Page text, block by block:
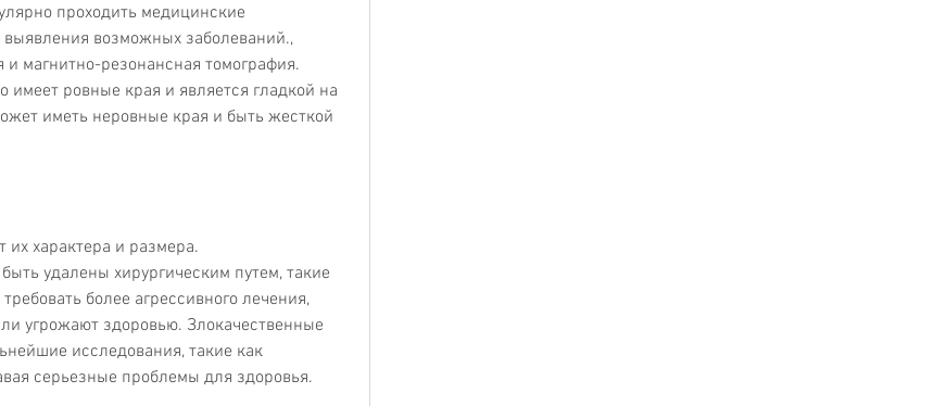
проходить медицинские
возможных заболеваний.,
магнитно-резонансная томография.
имеет ровные края и является гладкой на
иметь неровные края и быть жесткой
их характера и размера.
удалены хирургическим путем, такие
более агрессивного лечения,
угрожают здоровью. Злокачественные
исследования, такие как
серьезные проблемы для здоровья.